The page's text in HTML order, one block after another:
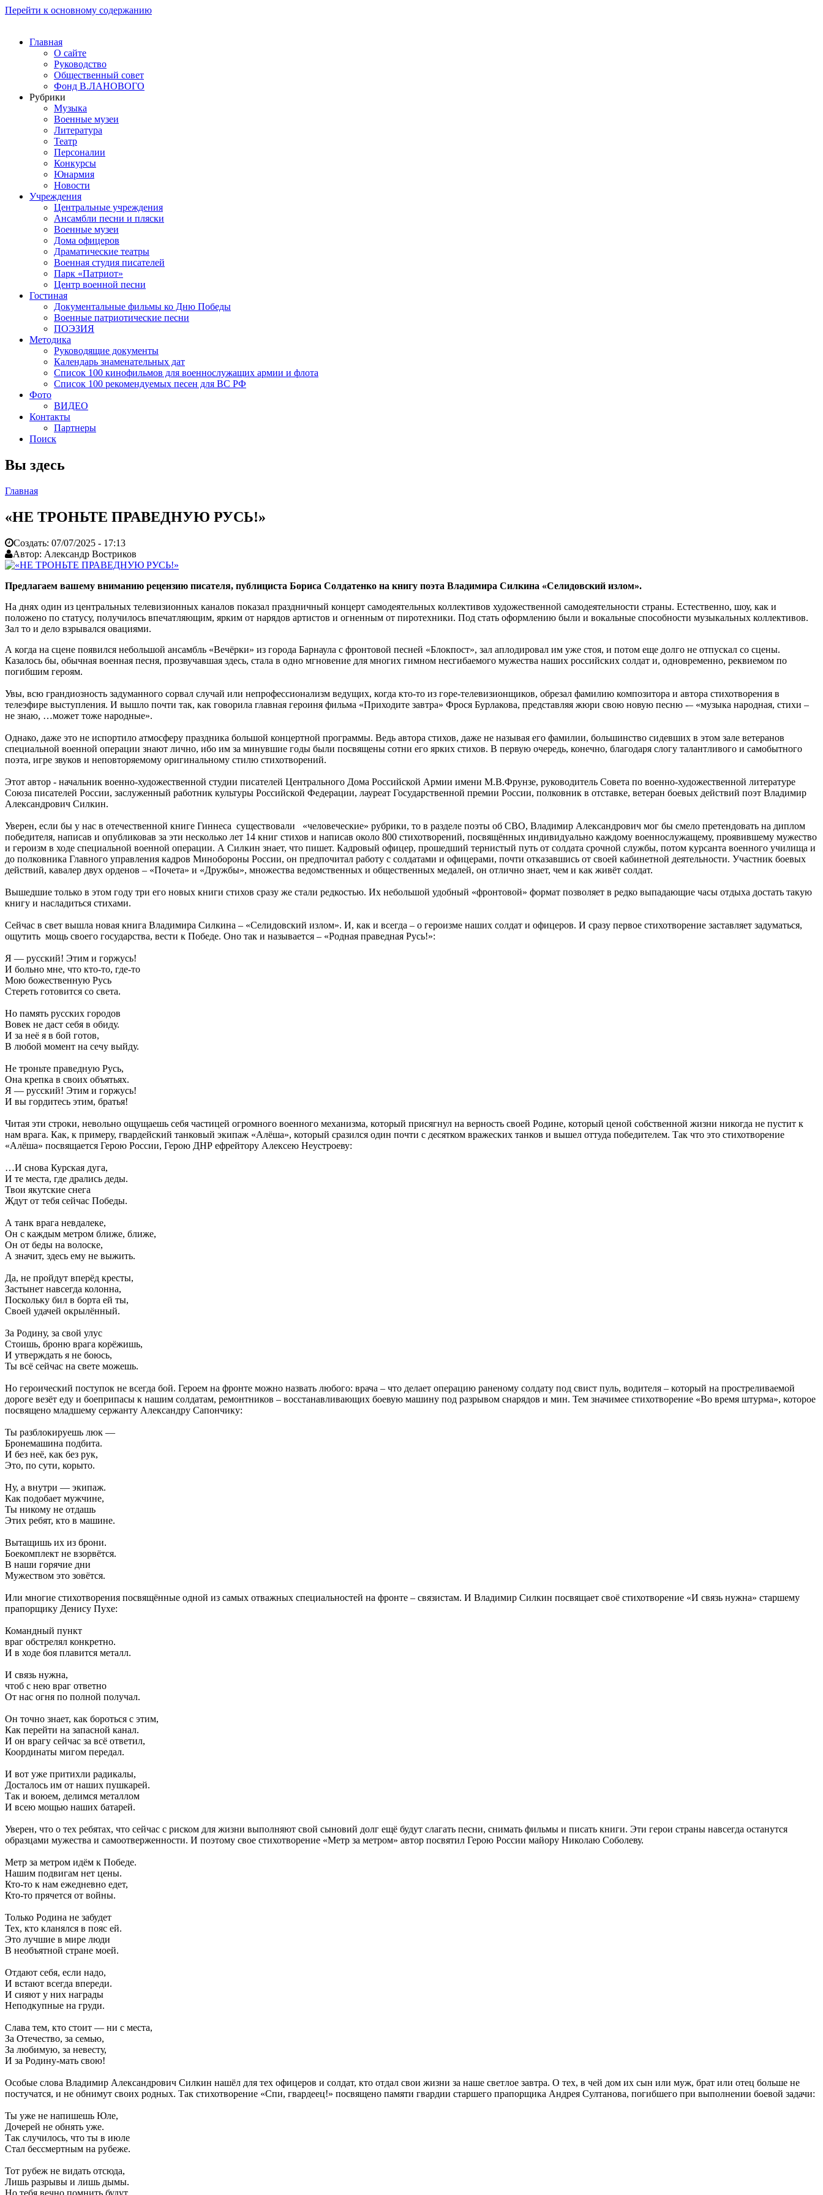
Перейти к основному содержанию
Главная
О сайте
Руководство
Общественный совет
Фонд В.ЛАНОВОГО
Рубрики
Музыка
Военные музеи
Литература
Театр
Персоналии
Конкурсы
Юнармия
Новости
Учреждения
Центральные учреждения
Ансамбли песни и пляски
Военные музеи
Дома офицеров
Драматические театры
Военная студия писателей
Парк «Патриот»
Центр военной песни
Гостиная
Документальные фильмы ко Дню Победы
Военные патриотические песни
ПОЭЗИЯ
Методика
Руководящие документы
Календарь знаменательных дат
Список 100 кинофильмов для военнослужащих армии и флота
Список 100 рекомендуемых песен для ВС РФ
Фото
ВИДЕО
Контакты
Партнеры
Поиск
Вы здесь
Главная
«НЕ ТРОНЬТЕ ПРАВЕДНУЮ РУСЬ!»
Создать: 07/07/2025 - 17:13
Автор: Александр Востриков
Предлагаем вашему вниманию рецензию писателя, публициста Бориса Солдатенко на книгу поэта Владимира Силкина «Селидовский излом».
На днях один из центральных телевизионных каналов показал праздничный концерт самодеятельных коллективов художественной самодеятельности страны. Естественно, шоу, как и
положено по статусу, получилось впечатляющим, ярким от нарядов артистов и огненным от пиротехники. Под стать оформлению были и вокальные способности музыкальных коллективов.
Зал то и дело взрывался овациями.
А когда на сцене появился небольшой ансамбль «Вечёрки» из города Барнаула с фронтовой песней «Блокпост», зал аплодировал им уже стоя, и потом еще долго не отпускал со сцены.
Казалось бы, обычная военная песня, прозвучавшая здесь, стала в одно мгновение для многих гимном несгибаемого мужества наших российских солдат и, одновременно, реквиемом по
погибшим героям.
Увы, всю грандиозность задуманного сорвал случай или непрофессионализм ведущих, когда кто-то из горе-телевизионщиков, обрезал фамилию композитора и автора стихотворения в
телеэфире выступления. И вышло почти так, как говорила главная героиня фильма «Приходите завтра» Фрося Бурлакова, представляя жюри свою новую песню -– «музыка народная, стихи –
не знаю, …может тоже народные».
Однако, даже это не испортило атмосферу праздника большой концертной программы. Ведь автора стихов, даже не называя его фамилии, большинство сидевших в этом зале ветеранов
специальной военной операции знают лично, ибо им за минувшие годы были посвящены сотни его ярких стихов. В первую очередь, конечно, благодаря слогу талантливого и самобытного
поэта, игре звуков и неповторяемому оригинальному стилю стихотворений.
Этот автор - начальник военно-художественной студии писателей Центрального Дома Российской Армии имени М.В.Фрунзе, руководитель Совета по военно-художественной литературе
Союза писателей России, заслуженный работник культуры Российской Федерации, лауреат Государственной премии России, полковник в отставке, ветеран боевых действий поэт Владимир
Александрович Силкин.
Уверен, если бы у нас в отечественной книге Гиннеса существовали «человеческие» рубрики, то в разделе поэты об СВО, Владимир Александрович мог бы смело претендовать на диплом
победителя, написав и опубликовав за эти несколько лет 14 книг стихов и написав около 800 стихотворений, посвящённых индивидуально каждому военнослужащему, проявившему мужество
и героизм в ходе специальной военной операции. А Силкин знает, что пишет. Кадровый офицер, прошедший тернистый путь от солдата срочной службы, потом курсанта военного училища и
до полковника Главного управления кадров Минобороны России, он предпочитал работу с солдатами и офицерами, почти отказавшись от своей кабинетной деятельности. Участник боевых
действий, кавалер двух орденов – «Почета» и «Дружбы», множества ведомственных и общественных медалей, он отлично знает, чем и как живёт солдат.
Вышедшие только в этом году три его новых книги стихов сразу же стали редкостью. Их небольшой удобный «фронтовой» формат позволяет в редко выпадающие часы отдыха достать такую
книгу и насладиться стихами.
Сейчас в свет вышла новая книга Владимира Силкина – «Селидовский излом». И, как и всегда – о героизме наших солдат и офицеров. И сразу первое стихотворение заставляет задуматься,
ощутить мощь своего государства, вести к Победе. Оно так и называется – «Родная праведная Русь!»:
Я — русский! Этим и горжусь!
И больно мне, что кто-то, где-то
Мою божественную Русь
Стереть готовится со света.
Но память русских городов
Вовек не даст себя в обиду.
И за неё я в бой готов,
В любой момент на сечу выйду.
Не троньте праведную Русь,
Она крепка в своих объятьях.
Я — русский! Этим и горжусь!
И вы гордитесь этим, братья!
Читая эти строки, невольно ощущаешь себя частицей огромного военного механизма, который присягнул на верность своей Родине, который ценой собственной жизни никогда не пустит к
нам врага. Как, к примеру, гвардейский танковый экипаж «Алёша», который сразился один почти с десятком вражеских танков и вышел оттуда победителем. Так что это стихотворение
«Алёша» посвящается Герою России, Герою ДНР ефрейтору Алексею Неустроеву:
…И снова Курская дуга,
И те места, где дрались деды.
Твои якутские снега
Ждут от тебя сейчас Победы.
А танк врага невдалеке,
Он с каждым метром ближе, ближе,
Он от беды на волоске,
А значит, здесь ему не выжить.
Да, не пройдут вперёд кресты,
Застынет навсегда колонна,
Поскольку бил в борта ей ты,
Своей удачей окрылённый.
За Родину, за свой улус
Стоишь, броню врага корёжишь,
И утверждать я не боюсь,
Ты всё сейчас на свете можешь.
Но героический поступок не всегда бой. Героем на фронте можно назвать любого: врача – что делает операцию раненому солдату под свист пуль, водителя – который на простреливаемой
дороге везёт еду и боеприпасы к нашим солдатам, ремонтников – восстанавливающих боевую машину под разрывом снарядов и мин. Тем значимее стихотворение «Во время штурма», которое
посвящено младшему сержанту Александру Сапончику:
Ты разблокируешь люк —
Бронемашина подбита.
И без неё, как без рук,
Это, по сути, корыто.
Ну, а внутри — экипаж.
Как подобает мужчине,
Ты никому не отдашь
Этих ребят, кто в машине.
Вытащишь их из брони.
Боекомплект не взорвётся.
В наши горячие дни
Мужеством это зовётся.
Или многие стихотворения посвящённые одной из самых отважных специальностей на фронте – связистам. И Владимир Силкин посвящает своё стихотворение «И связь нужна» старшему
прапорщику Денису Пухе:
Командный пункт
враг обстрелял конкретно.
И в ходе боя плавится металл.
И связь нужна,
чтоб с нею враг ответно
От нас огня по полной получал.
Он точно знает, как бороться с этим,
Как перейти на запасной канал.
И он врагу сейчас за всё ответил,
Координаты мигом передал.
И вот уже притихли радикалы,
Досталось им от наших пушкарей.
Так и воюем, делимся металлом
И всею мощью наших батарей.
Уверен, что о тех ребятах, что сейчас с риском для жизни выполняют свой сыновий долг ещё будут слагать песни, снимать фильмы и писать книги. Эти герои страны навсегда останутся
образцами мужества и самоотверженности. И поэтому свое стихотворение «Метр за метром» автор посвятил Герою России майору Николаю Соболеву.
Метр за метром идём к Победе.
Нашим подвигам нет цены.
Кто-то к нам ежедневно едет,
Кто-то прячется от войны.
Только Родина не забудет
Тех, кто кланялся в пояс ей.
Это лучшие в мире люди
В необъятной стране моей.
Отдают себя, если надо,
И встают всегда впереди.
И сияют у них награды
Неподкупные на груди.
Слава тем, кто стоит — ни с места,
За Отечество, за семью,
За любимую, за невесту,
И за Родину-мать свою!
Особые слова Владимир Александрович Силкин нашёл для тех офицеров и солдат, кто отдал свои жизни за наше светлое завтра. О тех, в чей дом их сын или муж, брат или отец больше не
постучатся, и не обнимут своих родных. Так стихотворение «Спи, гвардеец!» посвящено памяти гвардии старшего прапорщика Андрея Султанова, погибшего при выполнении боевой задачи:
Ты уже не напишешь Юле,
Дочерей не обнять уже.
Так случилось, что ты в июле
Стал бессмертным на рубеже.
Тот рубеж не видать отсюда,
Лишь разрывы и лишь дымы.
Но тебя вечно помнить будут